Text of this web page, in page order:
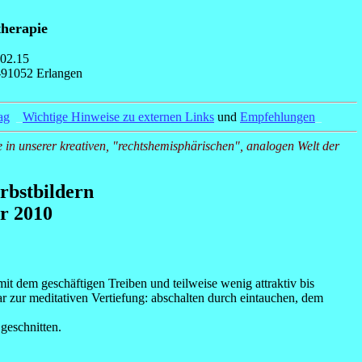
Erlangen
Wichtige Hinweise zu externen Links und Empfehlungen
unserer kreativen, "rechtshemisphärischen", analogen Welt der
2010
dem geschäftigen Treiben und teilweise wenig attraktiv bis
meditativen Vertiefung: abschalten durch eintauchen, dem